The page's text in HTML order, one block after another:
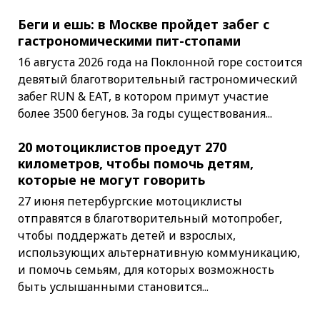
Беги и ешь: в Москве пройдет забег с
гастрономическими пит-стопами
16 августа 2026 года на Поклонной горе состоится
девятый благотворительный гастрономический
забег RUN & EAT, в котором примут участие
более 3500 бегунов. За годы существования...
20 мотоциклистов проедут 270
километров, чтобы помочь детям,
которые не могут говорить
27 июня петербургские мотоциклисты
отправятся в благотворительный мотопробег,
чтобы поддержать детей и взрослых,
использующих альтернативную коммуникацию,
и помочь семьям, для которых возможность
быть услышанными становится...